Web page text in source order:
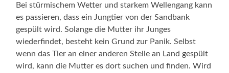
Bei stürmischem Wetter und starkem Wellengang kann
es passieren, dass ein Jungtier von der Sandbank
gespült wird. Solange die Mutter ihr Junges
wiederfindet, besteht kein Grund zur Panik. Selbst
wenn das Tier an einer anderen Stelle an Land gespült
wird, kann die Mutter es dort suchen und finden. Wird